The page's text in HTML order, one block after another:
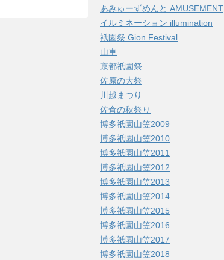
あみゅーずめんと AMUSEMENT
イルミネーション illumination
祇園祭 Gion Festival
山車
京都祇園祭
佐原の大祭
川越まつり
佐倉の秋祭り
博多祇園山笠2009
博多祇園山笠2010
博多祇園山笠2011
博多祇園山笠2012
博多祇園山笠2013
博多祇園山笠2014
博多祇園山笠2015
博多祇園山笠2016
博多祇園山笠2017
博多祇園山笠2018